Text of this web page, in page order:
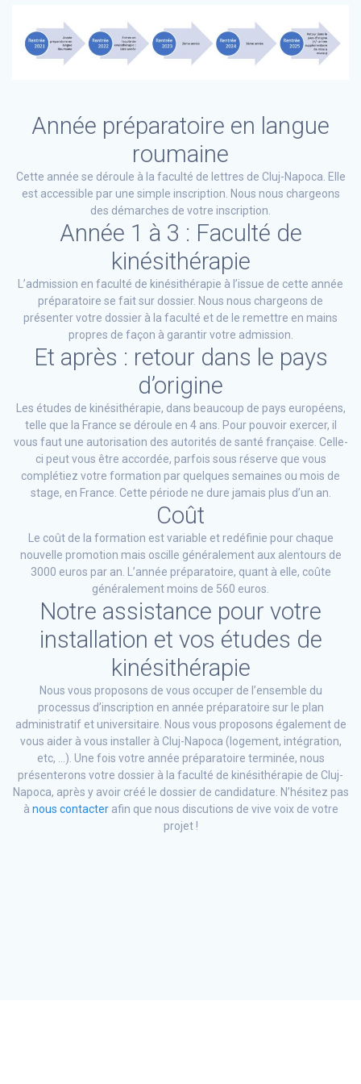
Année préparatoire en langue
roumaine
Cette année se déroule à la faculté de lettres de Cluj-Napoca. Elle
est accessible par une simple inscription. Nous nous chargeons
des démarches de votre inscription.
Année 1 à 3 : Faculté de
kinésithérapie
L’admission en faculté de kinésithérapie à l’issue de cette année
préparatoire se fait sur dossier. Nous nous chargeons de
présenter votre dossier à la faculté et de le remettre en mains
propres de façon à garantir votre admission.
Et après : retour dans le pays
d’origine
Les études de kinésithérapie, dans beaucoup de pays européens,
telle que la France se déroule en 4 ans. Pour pouvoir exercer, il
vous faut une autorisation des autorités de santé française. Celle-
ci peut vous être accordée, parfois sous réserve que vous
complétiez votre formation par quelques semaines ou mois de
stage, en France. Cette période ne dure jamais plus d’un an.
Coût
Le coût de la formation est variable et redéfinie pour chaque
nouvelle promotion mais oscille généralement aux alentours de
3000 euros par an. L’année préparatoire, quant à elle, coûte
généralement moins de 560 euros.
Notre assistance pour votre
installation et vos études de
kinésithérapie
Nous vous proposons de vous occuper de l’ensemble du
processus d’inscription en année préparatoire sur le plan
administratif et universitaire. Nous vous proposons également de
vous aider à vous installer à Cluj-Napoca (logement, intégration,
etc, …). Une fois votre année préparatoire terminée, nous
présenterons votre dossier à la faculté de kinésithérapie de Cluj-
Napoca, après y avoir créé le dossier de candidature. N’hésitez pas
à nous contacterafin que nous discutions de vive voix de votre
projet !